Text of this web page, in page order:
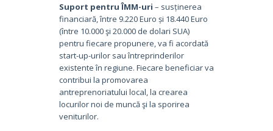
Suport pentru ÎMM-uri – susținerea
financiară, între 9.220 Euro și 18.440 Euro
(între 10.000 şi 20.000 de dolari SUA)
pentru fiecare propunere, va fi acordată
start-up-urilor sau întreprinderilor
existente în regiune. Fiecare beneficiar va
contribui la promovarea
antreprenoriatului local, la crearea
locurilor noi de muncă şi la sporirea
veniturilor.